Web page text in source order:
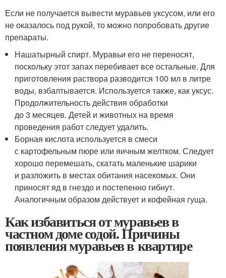
Если не получается вывести муравьев уксусом, или его
не оказалось под рукой, то можно попробовать другие
препараты.
Нашатырный спирт. Муравьи его не переносят,
поскольку этот запах перебивает все остальные. Для
приготовления раствора разводится 100 мл в литре
воды, взбалтывается. Используется также, как уксус.
Продолжительность действия обработки
до 3 месяцев. Детей и животных на время
проведения работ следует удалить.
Борная кислота используется в смеси
с картофельным пюре или яичным желтком. Следует
хорошо перемешать, скатать маленькие шарики
и разложить в местах обитания насекомых. Они
приносят яд в гнездо и постепенно гибнут.
Аналогичным образом действует и кофейная гуща.
Как избавиться от муравьев в
частном доме содой. Причины
появления муравьев в квартире